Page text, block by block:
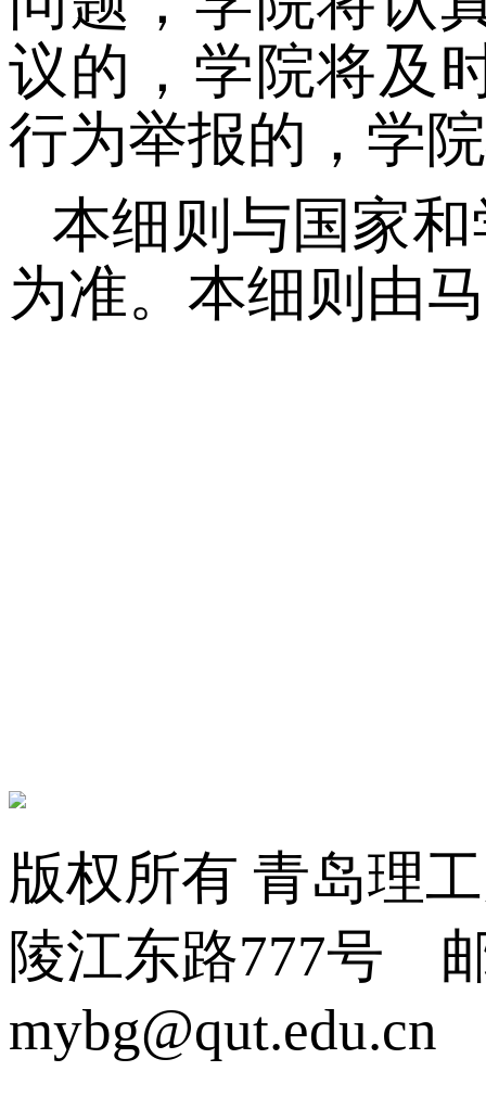
议的，学院将及
行为举报的，学
本细则与国家
为准。本细则由
版权所有 青岛理
陵江东路777号
mybg@qut.edu.cn